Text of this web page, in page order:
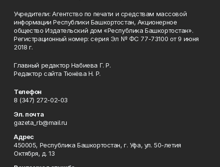
Учредители: Агентство по печати и средствам массовой
информации Республики Башкортостан, Акционерное
общество Издательский дом «Республика Башкортостан».
Регистрационный номер: серия Эл № ФС 77-73100 от 9 июня
2018 г.
Главный редактор Набиева Г. Р.
Редактор сайта Тюнёва Н. Р.
Телефон
8 (347) 272-02-03
Эл. почта
gazeta_rb@mail.ru
Адрес
450005, Республика Башкортостан, г. Уфа, ул. 50-летия
Октября, д. 13